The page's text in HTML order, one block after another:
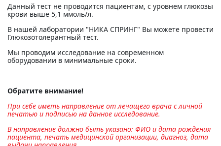
Данный тест не проводится пациентам, с уровнем глюкозы
крови выше 5,1 ммоль/л.
В нашей лаборатории "НИКА СПРИНГ" Вы можете провести
Глюкозотолерантный тест.
Мы проводим исследование на современном
оборудовании в минимальные сроки.
Обратите внимание!
При себе иметь направление от лечащего врача с личной
печатью и подписью на данное исследование.
В направление должно быть указано: ФИО и дата рождения
пациента, печать медицинской организации, диагноз, дата